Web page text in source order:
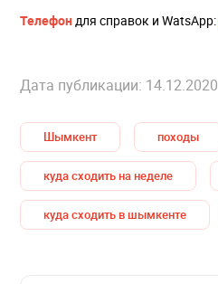
Телефондля справок и WatsApp:
Дата публикации: 14.12.2020
Шымкент походы
куда сходить на неделе
куда сходить в шымкенте